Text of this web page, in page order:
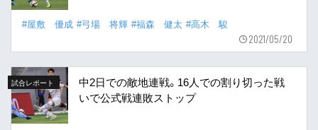
#屋敷 優成 #弓場 将輝 #福森 健太 #高木 駿
2021/05/20
試合レポート
中2日での敵地連戦。16人での割り切った戦
いで公式戦連敗ストップ